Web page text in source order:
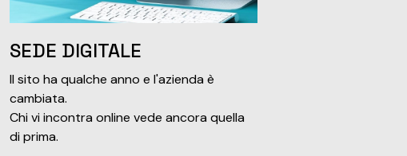
SEDE DIGITALE
Il sito ha qualche anno e l'azienda è
cambiata.
Chi vi incontra online vede ancora quella
di prima.